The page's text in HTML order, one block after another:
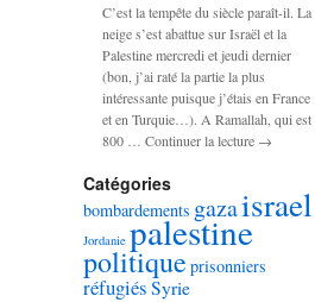
C’est la tempête du siècle paraît-il. La
neige s’est abattue sur Israël et la
Palestine mercredi et jeudi dernier
(bon, j’ai raté la partie la plus
intéressante puisque j’étais en France
et en Turquie…). A Ramallah, qui est
800 … Continuer la lecture →
Catégories
bombardements gazaisrael
Jordanie palestine
politique prisonniers
réfugiés Syrie